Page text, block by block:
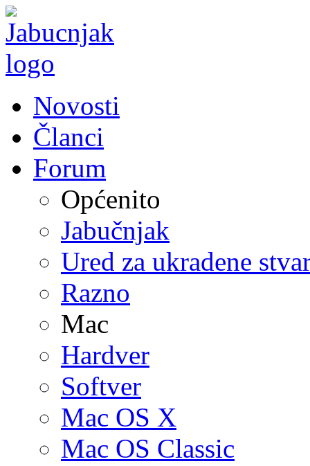
Novosti
Članci
Forum
Općenito
Jabučnjak
Ured za ukradene
Razno
Mac
Hardver
Softver
Mac OS X
Mac OS Classic